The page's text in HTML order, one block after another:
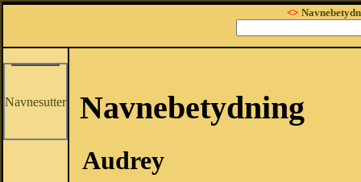
<>
Navnesutter Navnebetydning
Audrey